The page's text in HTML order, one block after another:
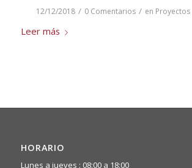
12/12/2018 / 0 Comentarios / en Proyectos
Leer más
HORARIO
Lunes a jueves : 08:00 a 18:00